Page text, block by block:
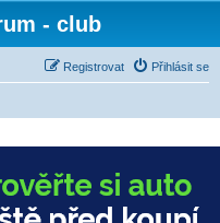
- club
Přihlásit se
Registrovat